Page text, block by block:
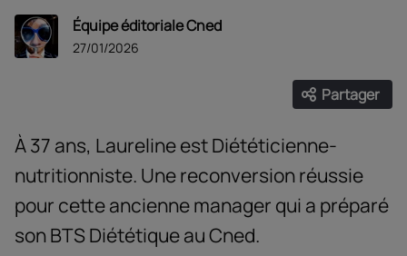
Équipe éditoriale Cned
27/01/2026
Partager
Ouvrir
À 37 ans, Laureline est Diététicienne-
nutritionniste. Une reconversion réussie
pour cette ancienne manager qui a préparé
son BTS Diététique au Cned.